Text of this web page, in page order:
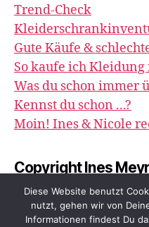
Trend-Check
Gute Käufe &
So kaufe ich
Was du schon immer
Kennst du schon ...?
Moin! Ines & Nicole
Copyright Ines
image&impression
Diese Website benutzt
nutzt, gehen wir von
Informationen findest Du